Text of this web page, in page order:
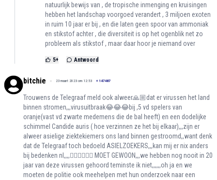
natuurlijk bewijs van , de tropische inmenging en kruisingen
hebben het landschap voorgoed verandert , 3 miljoen exoten
in ruim 10 jaar er bij , en die laten geen spoor van ammoniak
en stikstof achter , die diversiteit is op het ogenblik net zo
probleem als stikstof , maar daar hoor je niemand over
5+ Antwoord
bitchie 23 maart 2023 om 12:53 + 147487
Trouwens de Telegraaf meld ook alweer🙏🏼dat er virussen het land
binnen stromen,,,virusuitbraak😂😂😂bij ,5 vd spelers van
oranje(vast vd zwarte medemens die de bal heeft) en een dodelijke
schimmel Candide auris ( hoe verzinnen ze het bij elkaar),,,zijn er
alweer asielige ziektekiemers ons land binnen gestroomd,,want denk
dat de Telegraaf toch bedoeld ASIELZOEKERS,,,kan mij er nix anders
bij bedenken nl,,,,🤷🏻‍♀️🤦🏻‍♀️ MOET GEWOON,,,we hebben nog nooit in 20
jaar van deze virussen gehoord teminste ik niet,,,,,,oh ja en we
moeten de politie ook meehelpen met hun onderzoek naar een